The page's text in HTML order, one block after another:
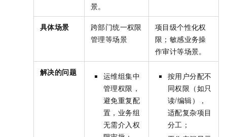
景。
具体场景
跨部门统一权限
管理等场景
项目级个性化权
限；敏感业务操
作审计等场景。
解决的问题
运维组集中
管理权限，
避免重复配
置，业务组
无需介入权
按用户分配不
同权限（如只
读/编辑），
适配复杂项目
分工；